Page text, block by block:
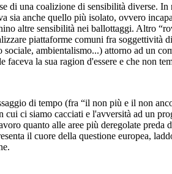
di una coalizione di sensibilità diverse.
sia anche quello più isolato, ovvero
altre sensibilità nei ballottaggi. Altro
piattaforme comuni fra
ambientalismo...) attorno ad un
la sua ragion d'essere e che non
di tempo (fra “il non più e il non
ci siamo cacciati e l'avversità ad un
quanto alle aree più deregolate
il cuore della questione europea,